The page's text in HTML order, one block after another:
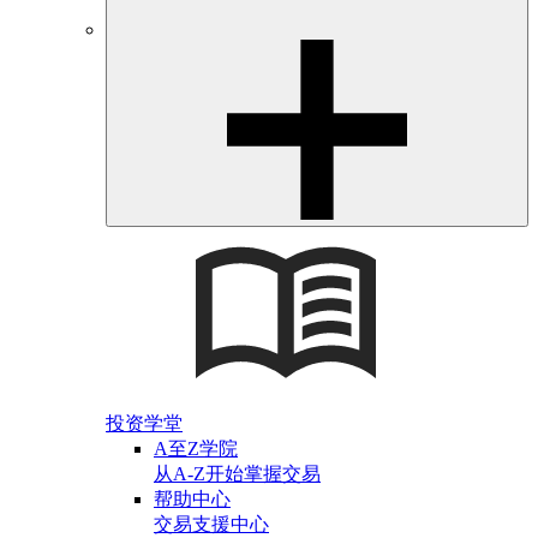
投资学堂
A至Z学院
从A-Z开始掌握交易
帮助中心
交易支援中心